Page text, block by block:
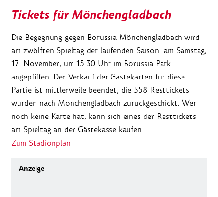
Tickets für Mönchengladbach
Die Begegnung gegen Borussia Mönchengladbach wird
am zwölften Spieltag der laufenden Saison am Samstag,
17. November, um 15.30 Uhr im Borussia-Park
angepfiffen. Der Verkauf der Gästekarten für diese
Partie ist mittlerweile beendet, die 558 Resttickets
wurden nach Mönchengladbach zurückgeschickt. Wer
noch keine Karte hat, kann sich eines der Resttickets
am Spieltag an der Gästekasse kaufen.
Zum Stadionplan